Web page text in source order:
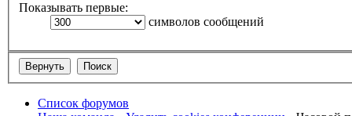
Показывать первые:
символов сообщений
Список форумов